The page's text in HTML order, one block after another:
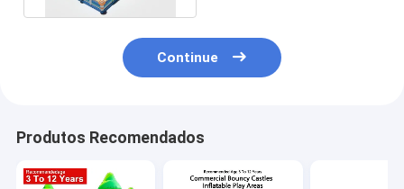
Continue
Produtos Recomendados